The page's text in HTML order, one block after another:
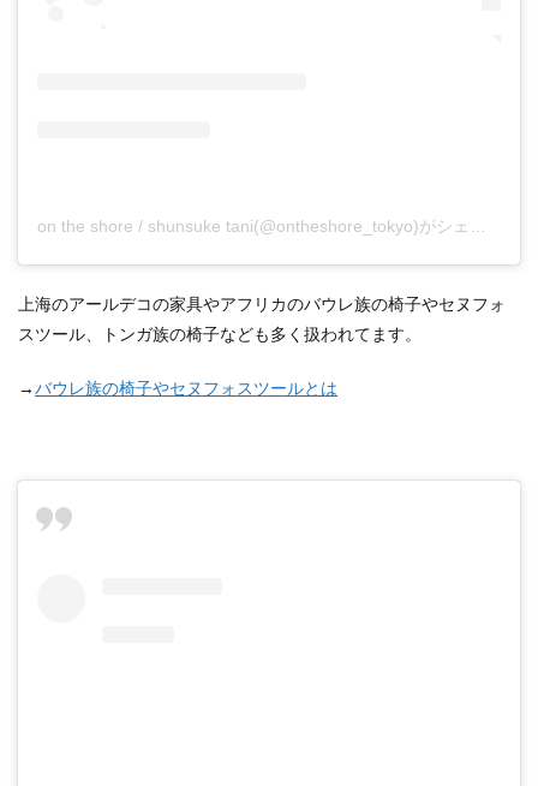
上海のアールデコの家具やアフリカのバウレ族の椅子やセヌフォ
スツール、トンガ族の椅子なども多く扱われてます。
→バウレ族の椅子やセヌフォスツールとは